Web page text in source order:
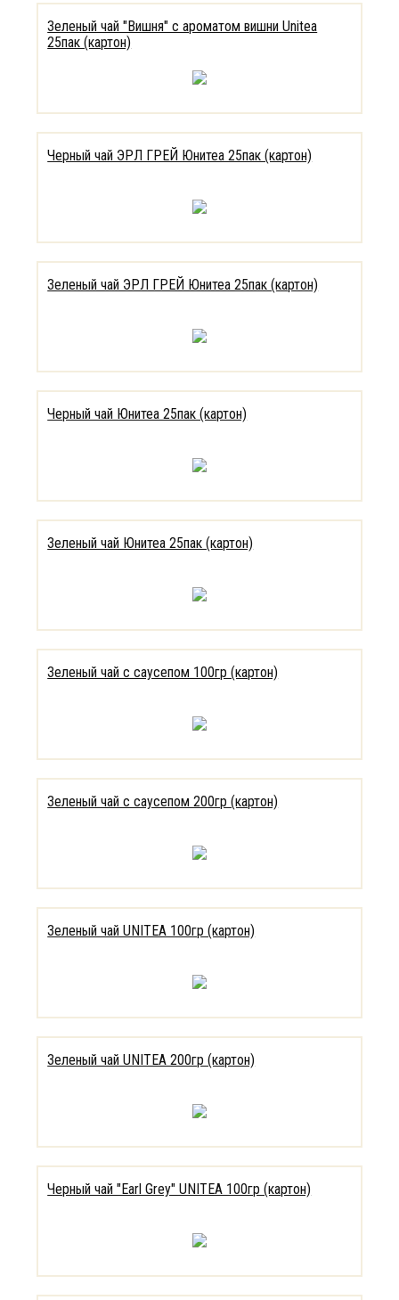
Зеленый чай "Вишня" с ароматом вишни Unitea
25пак (картон)
Черный чай ЭРЛ ГРЕЙ Юнитеа 25пак (картон)
Зеленый чай ЭРЛ ГРЕЙ Юнитеа 25пак (картон)
Черный чай Юнитеа 25пак (картон)
Зеленый чай Юнитеа 25пак (картон)
Зеленый чай с саусепом 100гр (картон)
Зеленый чай с саусепом 200гр (картон)
Зеленый чай UNITEA 100гр (картон)
Зеленый чай UNITEA 200гр (картон)
Черный чай "Earl Grey" UNITEA 100гр (картон)